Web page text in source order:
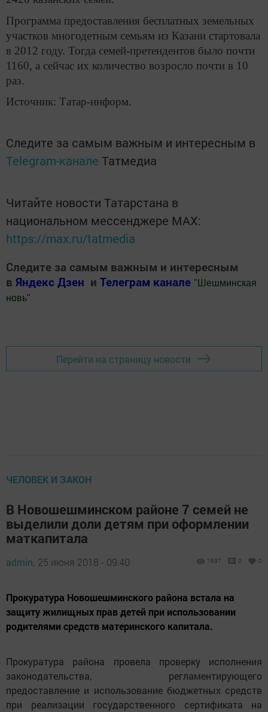
Программа предоставления бесплатных земельных
участков многодетным семьям из Казани стартовала
в 2012 году. Тогда семей-претендентов было почти
1160, а сейчас их количество возросло почти в 10
раз.
Источник: Татар-информ.
Следите за самым важным и интересным в
Telegram-канале Татмедиа
Читайте новости Татарстана в
национальном мессенджере MАХ:
https://max.ru/tatmedia
Следите за самым важным и интересным
в Яндекс Дзен и Телеграм канале " Шешминская
новь"
Перейти на страницу новости
ЧЕЛОВЕК И ЗАКОН
В Новошешминском районе 7 семей не
выделили доли детям при оформлении
маткапитала
admin, 25 июня 2018 - 09:40 1637 0 0
Прокуратура Новошешминского района встала на
защиту жилищных прав детей при использовании
родителями средств материнского капитала.
Прокуратура района провела проверку исполнения
законодательства, регламентирующего
предоставление и использование бюджетных средств
при реализации государственного сертификата на